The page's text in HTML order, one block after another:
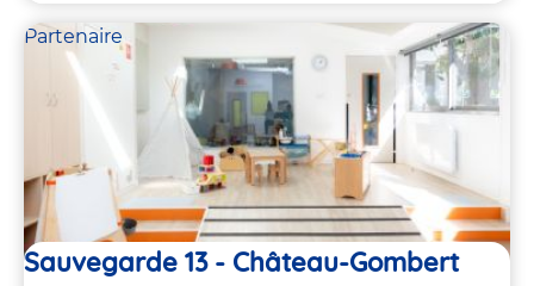
Partenaire
Sauvegarde 13 - Château-Gombert